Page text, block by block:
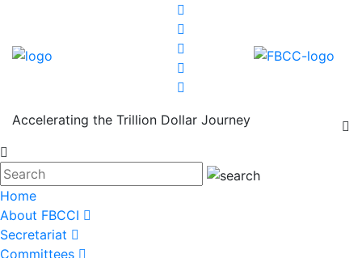
Accelerating the Trillion Dollar Journey
Home
About FBCCI
Secretariat
Committees